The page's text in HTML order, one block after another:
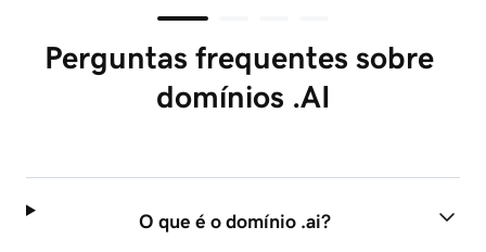
Perguntas frequentes sobre
domínios .AI
O que é o domínio .ai?